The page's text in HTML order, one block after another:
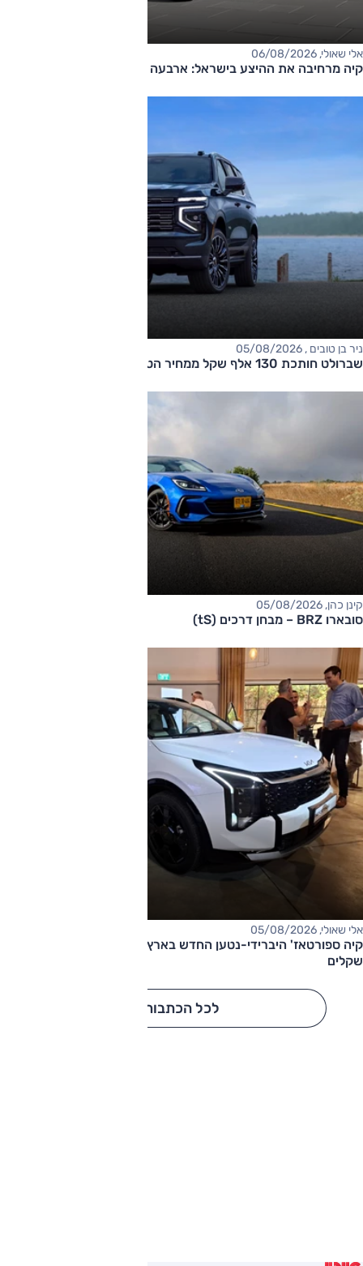
אלי שאולי, 06/08/2026
קיה מרחיבה את ההיצע בישראל: ארבעה דגמים חדשים בדרך
ניר בן טובים , 05/08/2026
שברולט חותכת 130 אלף שקל ממחיר הטאהו
קינן כהן, 05/08/2026
סובארו BRZ – מבחן דרכים (tS)
אלי שאולי, 05/08/2026
שקלים
לכל הכתבות